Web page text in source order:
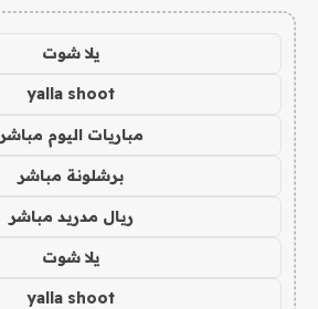
يلا شوت
yalla shoot
مباريات اليوم مباشر
برشلونة مباشر
ريال مدريد مباشر
يلا شوت
yalla shoot